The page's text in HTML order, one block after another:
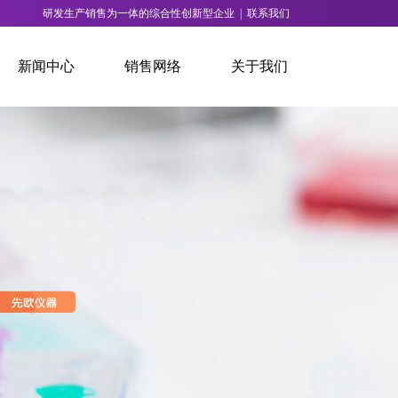
研发生产销售为一体的综合性创新型企业 | 联系我们
新闻中心 销售网络 关于我们